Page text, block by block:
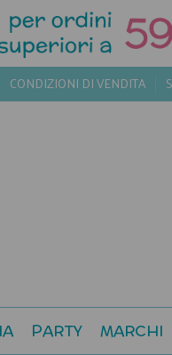
CONDIZIONI DI VENDITA
PARTY MARCHI